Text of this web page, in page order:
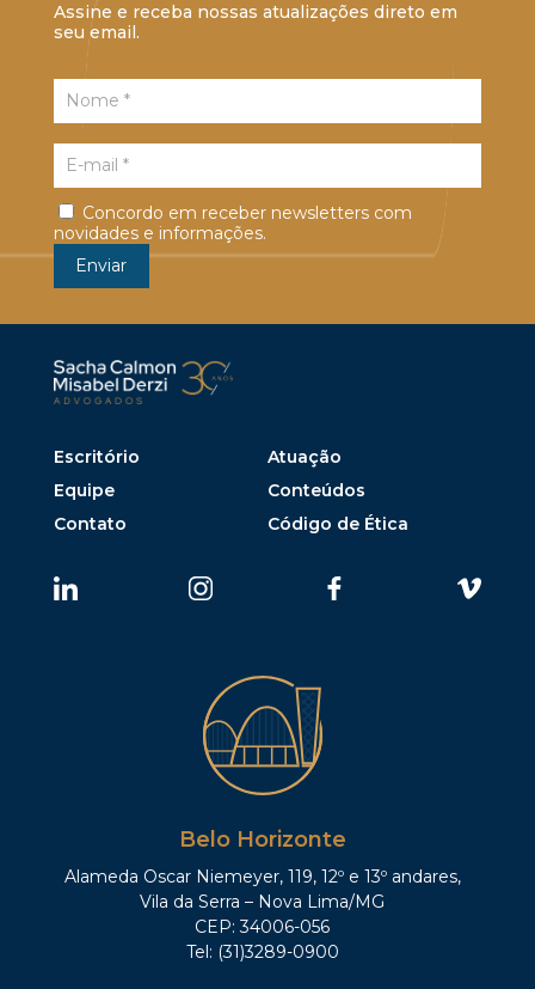
Assine e receba nossas atualizações direto em
seu email.
Concordo em receber newsletters com
novidades e informações.
Escritório
Atuação
Equipe
Conteúdos
Contato
Código de Ética
Belo Horizonte
Alameda Oscar Niemeyer, 119, 12º e 13º andares,
Vila da Serra – Nova Lima/MG
CEP: 34006-056
Tel: (31)3289-0900